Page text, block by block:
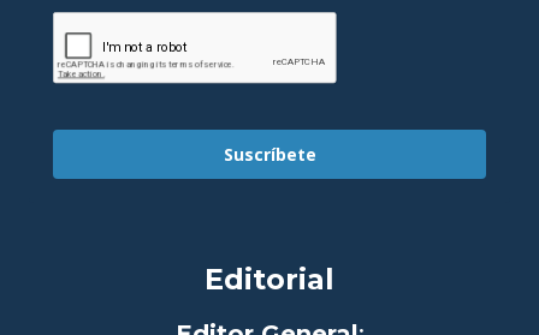
Suscríbete
Editorial